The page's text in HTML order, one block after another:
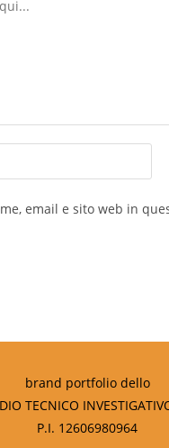
email e sito web in
brand portfolio dello
TECNICO
P.I. 12606980964